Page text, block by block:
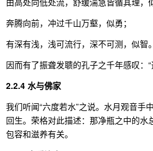
奔腾向前，冲过千山万壑，似勇；
有深有浅，浅可流行，深不可测，似智。
因而有了振聋发聩的孔子之千年感叹：“
2.2.4 水与佛家
我们听闻“六度若水”之说。水月观音手
回生。荣格对此描述：那净瓶之中的水
包容和滋养有关。